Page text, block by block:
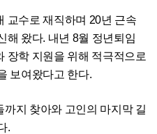
교수로 재직하며 20년 근속
해 왔다. 내년 8월 정년퇴임
장학 지원을 위해 적극적으로
보여왔다고 한다.
지 찾아와 고인의 마지막 길
.